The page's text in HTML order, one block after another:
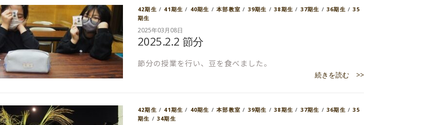
42期生 / 41期生 / 40期生 /本部教室 / 39期生 /38期生 / 37期生 / 36期生 /35
期生
2025年03月08日
2025.2.2 節分
節分の授業を行い、豆を食べました。
続きを読む >>
42期生 / 41期生 / 40期生 /本部教室 / 39期生 /38期生 / 37期生 / 36期生 /35
期生 /34期生